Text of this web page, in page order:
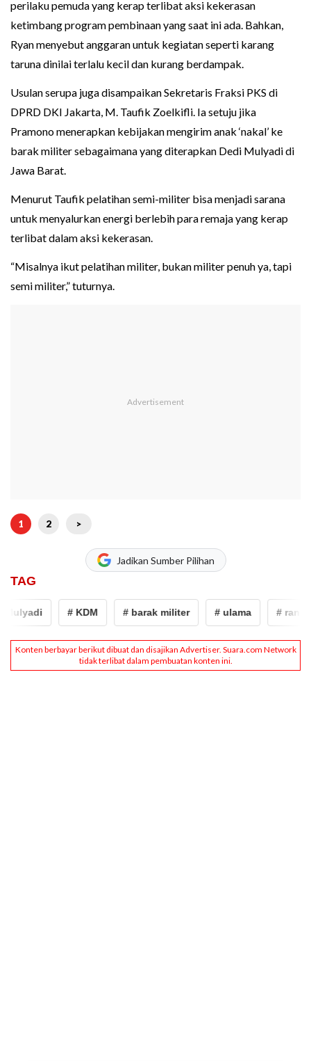
perilaku pemuda yang kerap terlibat aksi kekerasan
ketimbang program pembinaan yang saat ini ada. Bahkan,
Ryan menyebut anggaran untuk kegiatan seperti karang
taruna dinilai terlalu kecil dan kurang berdampak.
Usulan serupa juga disampaikan Sekretaris Fraksi PKS di
DPRD DKI Jakarta, M. Taufik Zoelkifli. Ia setuju jika
Pramono menerapkan kebijakan mengirim anak ‘nakal’ ke
barak militer sebagaimana yang diterapkan Dedi Mulyadi di
Jawa Barat.
Menurut Taufik pelatihan semi-militer bisa menjadi sarana
untuk menyalurkan energi berlebih para remaja yang kerap
terlibat dalam aksi kekerasan.
“Misalnya ikut pelatihan militer, bukan militer penuh ya, tapi
semi militer,” tuturnya.
1 2 >
Jadikan Sumber Pilihan
TAG
# KDM # barak militer # ulama # rano